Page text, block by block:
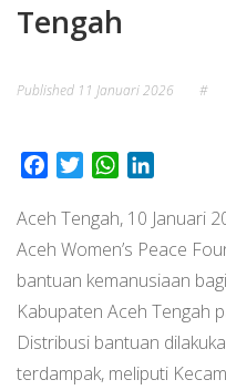
Tengah
Published 11 Januari 2026 #
FacebookTwitterWhatsApp
Aceh Tengah, 10 Januari
Aceh Women’s Peace
bantuan kemanusiaan
Kabupaten Aceh Tengah
Distribusi bantuan
terdampak, meliputi